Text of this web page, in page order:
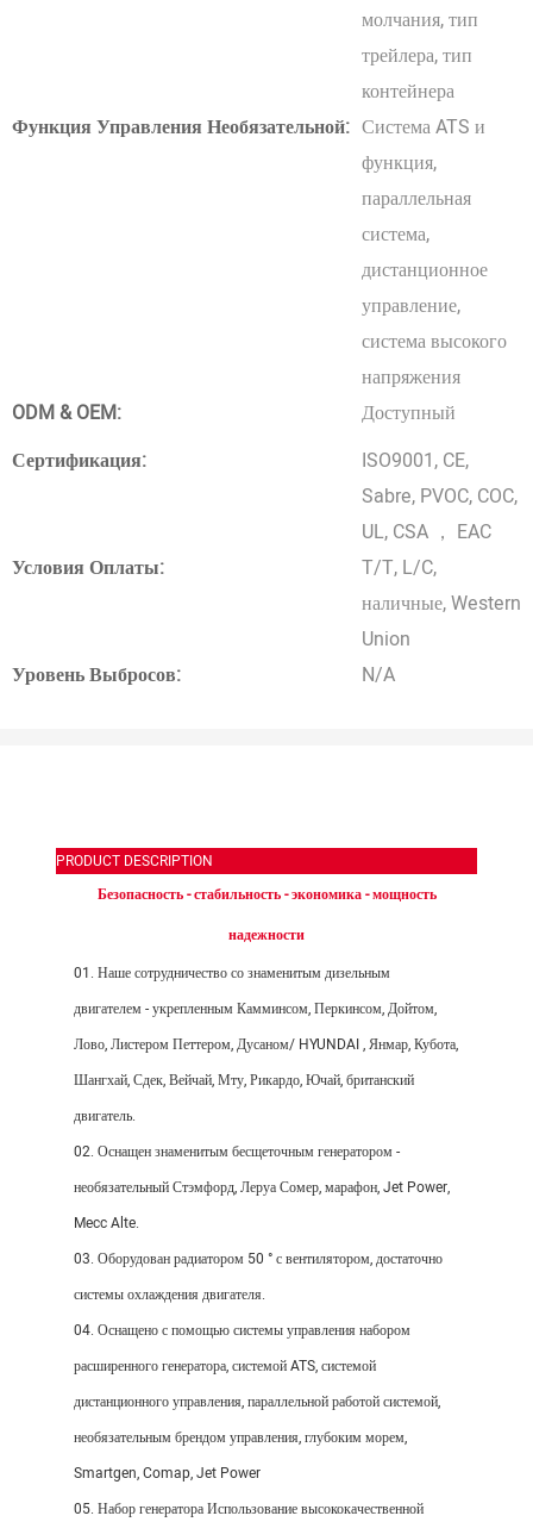
молчания, тип
трейлера, тип
контейнера
Функция Управления Необязательной: Система ATS и
функция,
параллельная
система,
дистанционное
управление,
система высокого
напряжения
ODM & OEM:
Доступный
Сертификация:
ISO9001, CE,
Sabre, PVOC, COC,
UL, CSA ， EAC
Условия Оплаты:
T/T, L/C,
наличные, Western
Union
Уровень Выбросов:
N/A
PRODUCT DESCRIPTION
Безопасность - стабильность - экономика - мощность
надежности
01. Наше сотрудничество со знаменитым дизельным
двигателем - укрепленным Камминсом, Перкинсом, Дойтом,
Лово, Листером Петтером, Дусаном/ HYUNDAI, Янмар, Кубота,
Шангхай, Сдек, Вейчай, Мту, Рикардо, Ючай, британский
двигатель.
02. Оснащен знаменитым бесщеточным генератором -
необязательный Стэмфорд, Леруа Сомер, марафон, Jet Power,
Mecc Alte.
03. Оборудован радиатором 50 ° с вентилятором, достаточно
системы охлаждения двигателя.
04. Оснащено с помощью системы управления набором
расширенного генератора, системой ATS, системой
дистанционного управления, параллельной работой системой,
необязательным брендом управления, глубоким морем,
Smartgen, Comap, Jet Power
05. Набор генератора Использование высококачественной